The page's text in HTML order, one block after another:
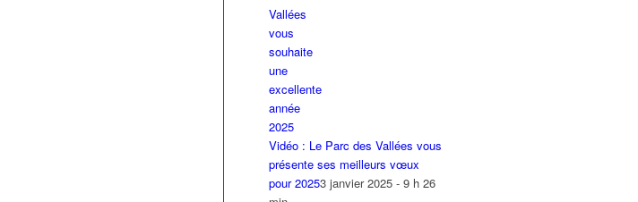
Vidéo : Le Parc des Vallées vous
présente ses meilleurs vœux
pour 20253 janvier 2025 - 9 h 26